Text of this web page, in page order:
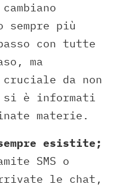
sempre più
con tutte
ma
cruciale da non
si è informati
materie.
esistite;
SMS o
le chat,